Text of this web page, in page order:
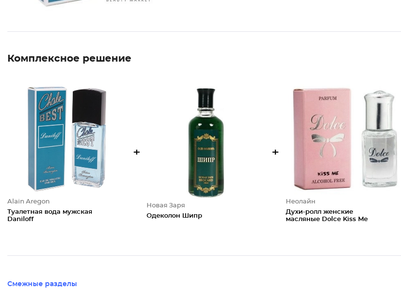
Комплексное решение
Alain Aregon
Туалетная вода мужская
Daniloff
+
Новая Заря
Одеколон Шипр
+
Неолайн
Духи-ролл женские
масляные Dolce Kiss Me
Смежные разделы